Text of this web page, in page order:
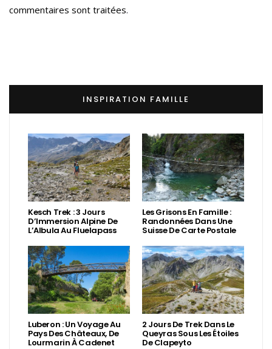
commentaires sont traitées.
INSPIRATION FAMILLE
Kesch Trek : 3 Jours
D’Immersion Alpine De
L’Albula Au Fluelapass
Les Grisons En Famille :
Randonnées Dans Une
Suisse De Carte Postale
Luberon : Un Voyage Au
Pays Des Châteaux, De
Lourmarin À Cadenet
2 Jours De Trek Dans Le
Queyras Sous Les Étoiles
De Clapeyto